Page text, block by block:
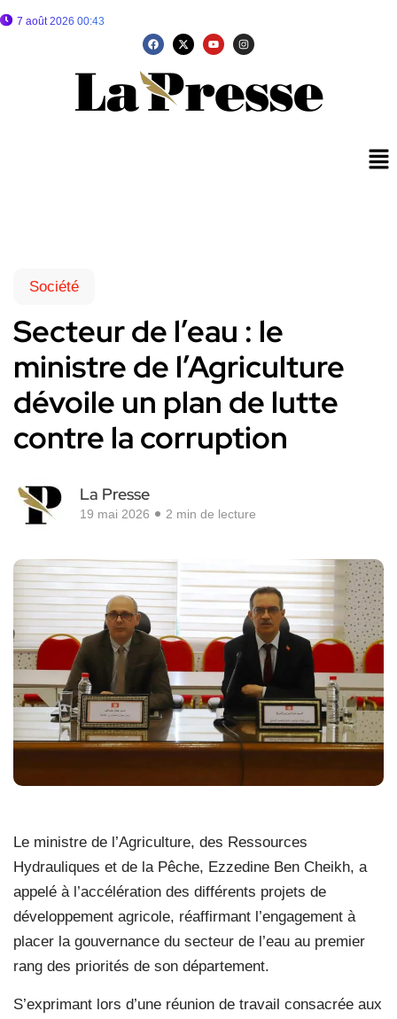
7 août 2026 00:43
Société
Secteur de l’eau : le
ministre de l’Agriculture
dévoile un plan de lutte
contre la corruption
La Presse
19 mai 2026 2 min de lecture
Le ministre de l’Agriculture, des Ressources
Hydrauliques et de la Pêche, Ezzedine Ben Cheikh, a
appelé à l’accélération des différents projets de
développement agricole, réaffirmant l’engagement à
placer la gouvernance du secteur de l’eau au premier
rang des priorités de son département.
S’exprimant lors d’une réunion de travail consacrée aux